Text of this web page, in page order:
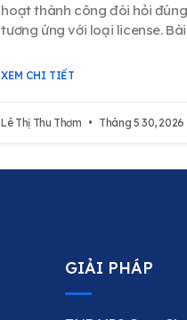
hoạt thành công đòi hỏi
tương ứng với loại license. Bài
XEM CHI TIẾT
Lê Thị Thu Thơm Tháng 5 30, 2026
GIẢI PHÁP